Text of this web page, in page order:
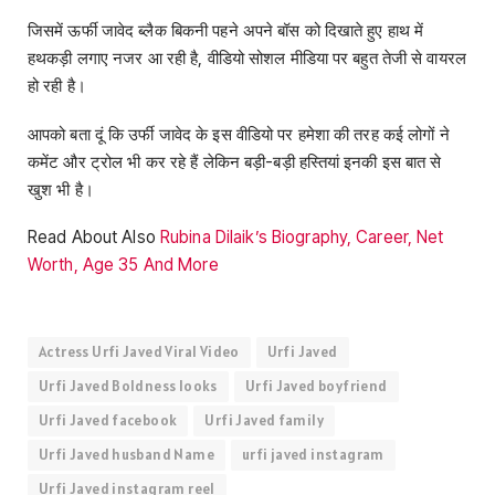
जिसमें ऊर्फी जावेद ब्लैक बिकनी पहने अपने बॉस को दिखाते हुए हाथ में
हथकड़ी लगाए नजर आ रही है, वीडियो सोशल मीडिया पर बहुत तेजी से वायरल
हो रही है।
आपको बता दूं कि उर्फी जावेद के इस वीडियो पर हमेशा की तरह कई लोगों ने
कमेंट और ट्रोल भी कर रहे हैं लेकिन बड़ी-बड़ी हस्तियां इनकी इस बात से
खुश भी है।
Read About Also Rubina Dilaik’s Biography, Career, Net
Worth, Age 35 And More
Actress Urfi Javed Viral Video
Urfi Javed
Urfi Javed Boldness looks
Urfi Javed boyfriend
Urfi Javed facebook
Urfi Javed family
Urfi Javed husband Name
urfi javed instagram
Urfi Javed instagram reel